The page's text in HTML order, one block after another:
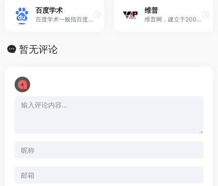
百度学术
百度学术一般指百度学术搜索。 百度学术搜索是百度旗下的提供海量中英文文献检索的学术资源搜索平台，2014年6月初上线。涵盖了各类学术期刊、会议论文，旨在为国内外学者提供最好的科研体验。“世界很复杂，百度更懂你”，百度学术搜索可检索到收费...
维普
维普网，建立于2000年。经过多年的商业运营，维普网已经成为全球著名的中文专业信息服务网站。网站陆续建立了与谷歌学术搜索频道、百度文库、百度百科的战略合作关系。网站遥遥领先数字出版行业发展水平，数次名列中国出版业网站百强，并在中国图书馆业、情报...
暂无评论